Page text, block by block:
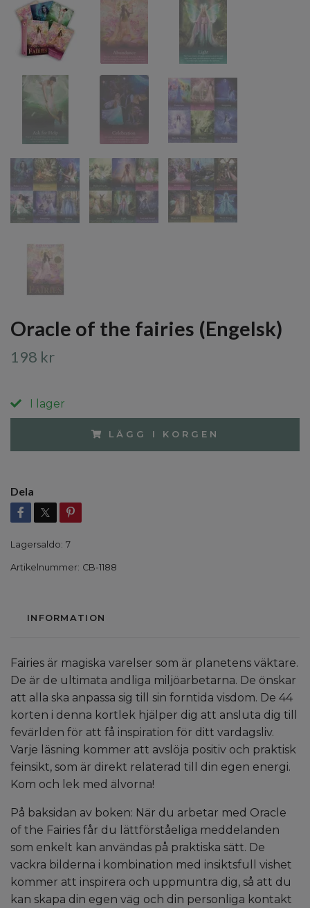
Oracle of the fairies (Engelsk)
198 kr
I lager
LÄGG I KORGEN
Dela
Lagersaldo: 7
Artikelnummer: CB-1188
INFORMATION
Fairies är magiska varelser som är planetens väktare.
De är de ultimata andliga miljöarbetarna. De önskar
att alla ska anpassa sig till sin forntida visdom. De 44
korten i denna kortlek hjälper dig att ansluta dig till
fevärlden för att få inspiration för ditt vardagsliv.
Varje läsning kommer att avslöja positiv och praktisk
feinsikt, som är direkt relaterad till din egen energi.
Kom och lek med älvorna!
På baksidan av boken: När du arbetar med Oracle
of the Fairies får du lättförståeliga meddelanden
som enkelt kan användas på praktiska sätt. De
vackra bilderna i kombination med insiktsfull vishet
kommer att inspirera och uppmuntra dig, så att du
kan skapa din egen väg och din personliga kontakt